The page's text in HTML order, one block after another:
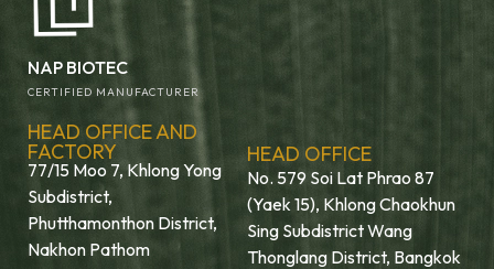
NAP BIOTEC
CERTIFIED MANUFACTURER
HEAD OFFICE AND
FACTORY
77/15 Moo 7, Khlong Yong
Subdistrict,
Phutthamonthon District,
Nakhon Pathom
HEAD OFFICE
No. 579 Soi Lat Phrao 87
(Yaek 15), Khlong Chaokhun
Sing Subdistrict Wang
Thonglang District, Bangkok